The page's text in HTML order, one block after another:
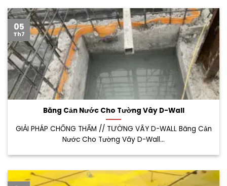
Băng Cản Nước Cho Tường Vây D-Wall
GIẢI PHÁP CHỐNG THẤM // TƯỜNG VÂY D-WALL Băng Cản
Nước Cho Tường Vây D-Wall...
05
Th7